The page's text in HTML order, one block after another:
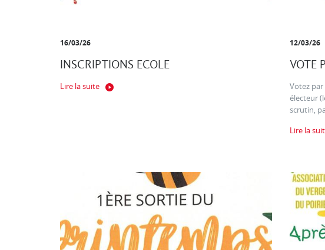
16/03/26
INSCRIPTIONS ECOLE
Lire la suite
12/03/26
VOTE
Votez
électeur
scrutin,
Lire la